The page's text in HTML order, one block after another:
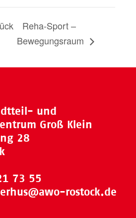
Reha-Sport –
Bewegungsraum
und
Groß Klein
28
73 55
rostock.de